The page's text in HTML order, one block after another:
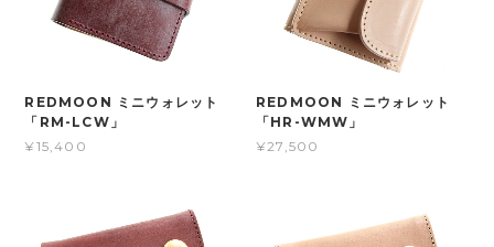
REDMOON ミニウォレット
「RM-LCW」
¥15,400
REDMOON ミニウォレット
「HR-WMW」
¥27,500